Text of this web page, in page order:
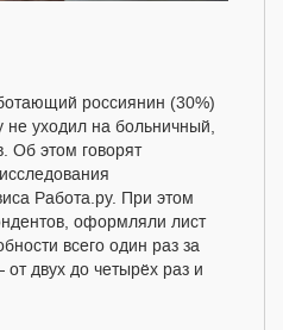
россиянин (30%)
не уходил на больничный,
Об этом говорят
Работа.ру. При этом
оформляли лист
всего один раз за
двух до четырёх раз и